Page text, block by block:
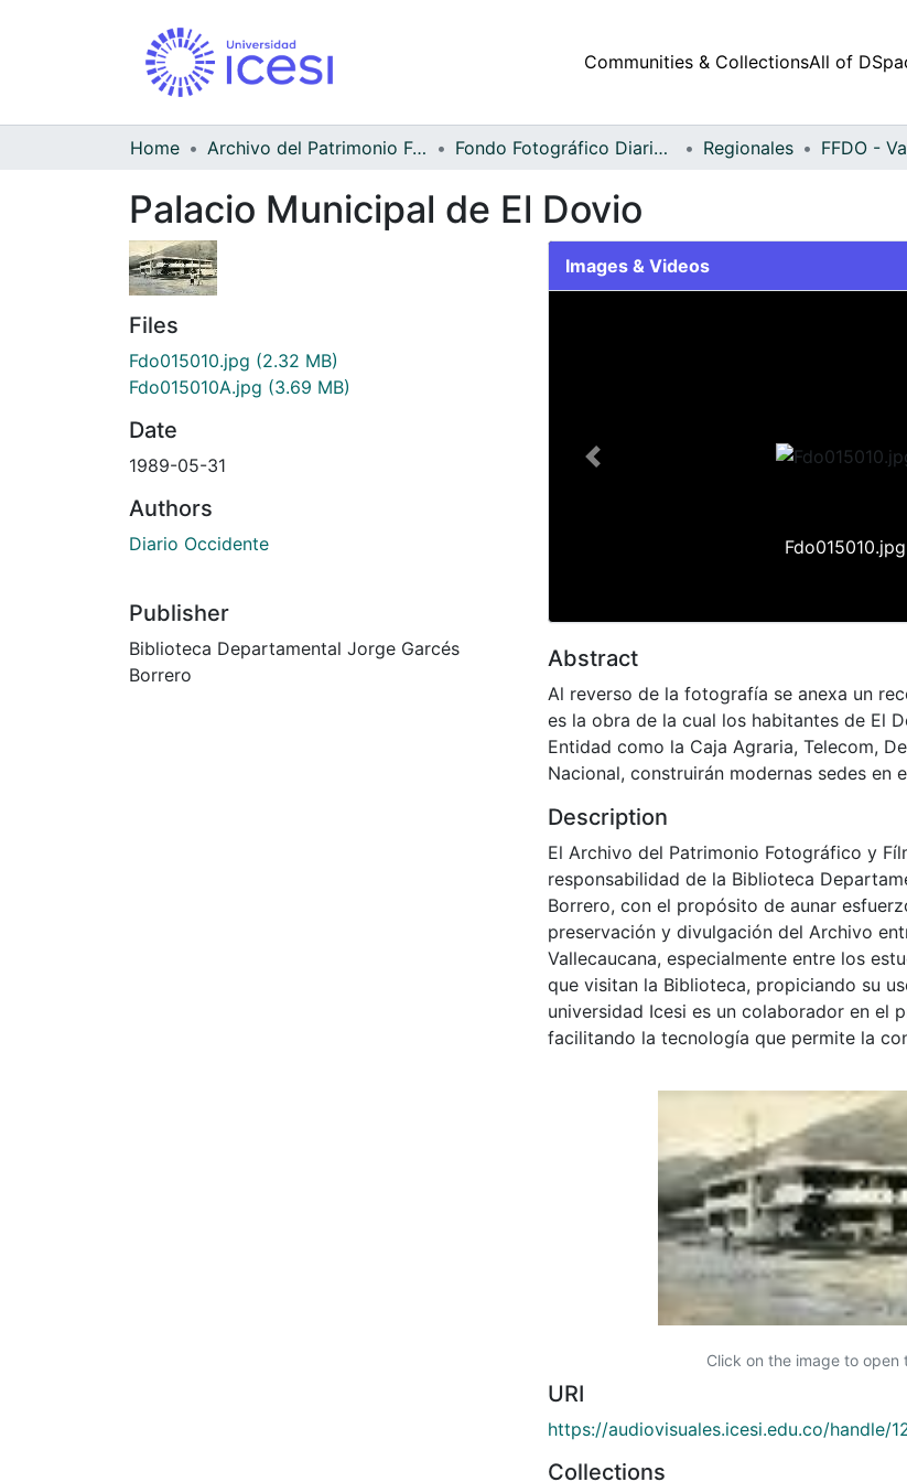
Communities & CollectionsAll of
Home Archivo del Patrimonio Fotográfico y Fílmico del Valle del Cauca Fondo Fotográfico Diario Occidente Regionales
Palacio Municipal de El Dovio
Files
Fdo015010.jpg (2.32 MB)
Fdo015010A.jpg (3.69 MB)
Date
1989-05-31
Authors
Diario Occidente
Publisher
Biblioteca Departamental Jorge Garcés
Borrero
Images & Videos
Fdo015010.jpg
Previous
Abstract
Al reverso de la fotografía se anexa un
es la obra de la cual los habitantes de El
Entidad como la Caja Agraria, Telecom,
Nacional, construirán modernas sedes en
Description
El Archivo del Patrimonio Fotográfico y
responsabilidad de la Biblioteca
Borrero, con el propósito de aunar
preservación y divulgación del Archivo
Vallecaucana, especialmente entre los
que visitan la Biblioteca, propiciando su
universidad Icesi es un colaborador en el
facilitando la tecnología que permite la
Click on the image to open
URI
https://audiovisuales.icesi.edu.co/handle/
Collections